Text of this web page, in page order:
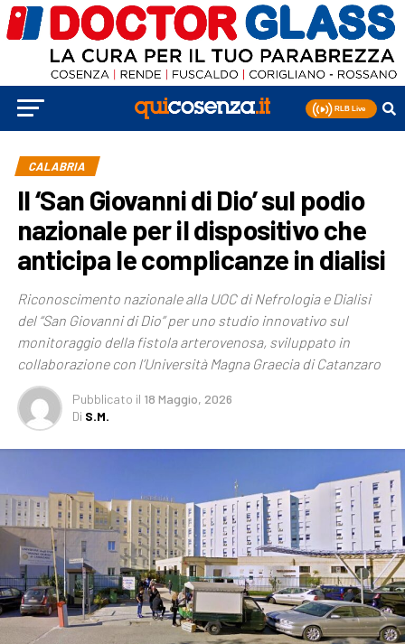
CALABRIA
Il ‘San Giovanni di Dio’ sul podio
nazionale per il dispositivo che
anticipa le complicanze in dialisi
Riconoscimento nazionale alla UOC di Nefrologia e Dialisi
del “San Giovanni di Dio” per uno studio innovativo sul
monitoraggio della fistola arterovenosa, sviluppato in
collaborazione con l’Università Magna Graecia di Catanzaro
Pubblicato il 18 Maggio, 2026
Di S.M.